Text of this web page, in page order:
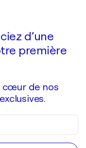
d’une
première
cœur de nos